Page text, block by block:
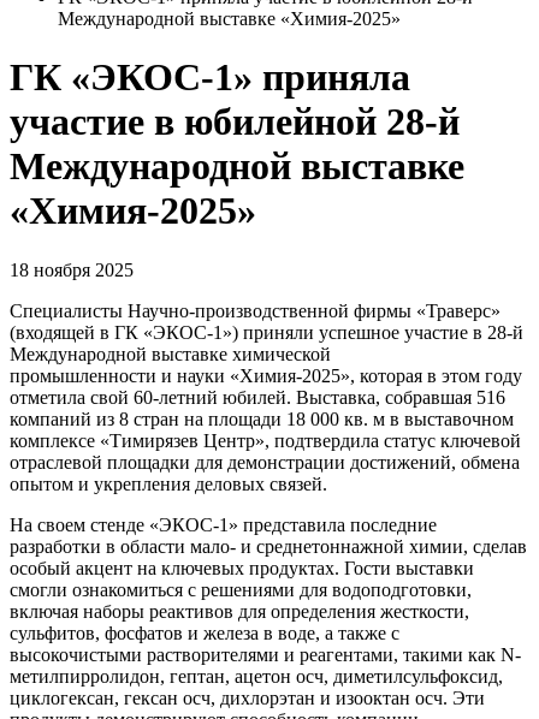
Международной выставке «Химия-2025»
ГК «ЭКОС-1» приняла
участие в юбилейной 28-й
Международной выставке
«Химия-2025»
18 ноября 2025
Специалисты Научно-производственной фирмы «Траверс»
(входящей в ГК «ЭКОС-1») приняли успешное участие в 28-й
Международной выставке химической
промышленности и науки «Химия-2025», которая в этом году
отметила свой 60-летний юбилей. Выставка, собравшая 516
компаний из 8 стран на площади 18 000 кв. м в выставочном
комплексе «Тимирязев Центр», подтвердила статус ключевой
отраслевой площадки для демонстрации достижений, обмена
опытом и укрепления деловых связей.
На своем стенде «ЭКОС-1» представила последние
разработки в области мало- и среднетоннажной химии, сделав
особый акцент на ключевых продуктах. Гости выставки
смогли ознакомиться с решениями для водоподготовки,
включая наборы реактивов для определения жесткости,
сульфитов, фосфатов и железа в воде, а также с
высокочистыми растворителями и реагентами, такими как N-
метилпирролидон, гептан, ацетон осч, диметилсульфоксид,
циклогексан, гексан осч, дихлорэтан и изооктан осч. Эти